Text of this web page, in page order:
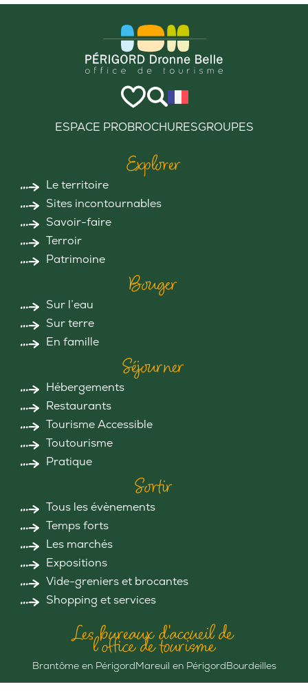
ESPACE PROBROCHURESGROUPES
Explorer
Le territoire
Sites incontournables
Savoir-faire
Terroir
Patrimoine
Bouger
Sur l’eau
Sur terre
En famille
Séjourner
Hébergements
Restaurants
Tourisme Accessible
Toutourisme
Pratique
Sortir
Tous les évènements
Temps forts
Les marchés
Expositions
Vide-greniers et brocantes
Shopping et services
Les bureaux d'accueil de
l'office de tourisme
Brantôme en PérigordMareuil en PérigordBourdeilles